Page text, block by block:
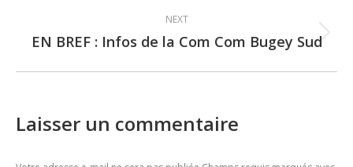
NEXT
Next
EN BREF : Infos de la Com Com Bugey Sud
Laisser un commentaire